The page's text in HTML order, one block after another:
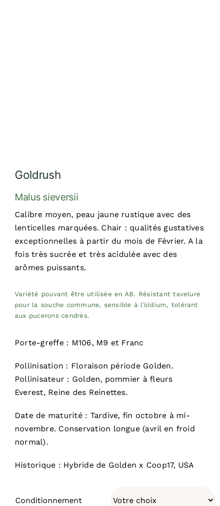
Goldrush
Malus sieversii
Calibre moyen, peau jaune rustique avec des
lenticelles marquées. Chair : qualités gustatives
exceptionnelles à partir du mois de Février. A la
fois très sucrée et très acidulée avec des
arômes puissants.
Variété pouvant être utilisée en AB. Résistant tavelure
pour la souche commune, sensible à l’oïdium, tolérant
aux pucerons cendrés.
Porte-greffe : M106, M9 et Franc
Pollinisation : Floraison période Golden.
Pollinisateur : Golden, pommier à fleurs
Everest, Reine des Reinettes.
Date de maturité : Tardive, fin octobre à mi-
novembre. Conservation longue (avril en froid
normal).
Historique : Hybride de Golden x Coop17, USA
Conditionnement